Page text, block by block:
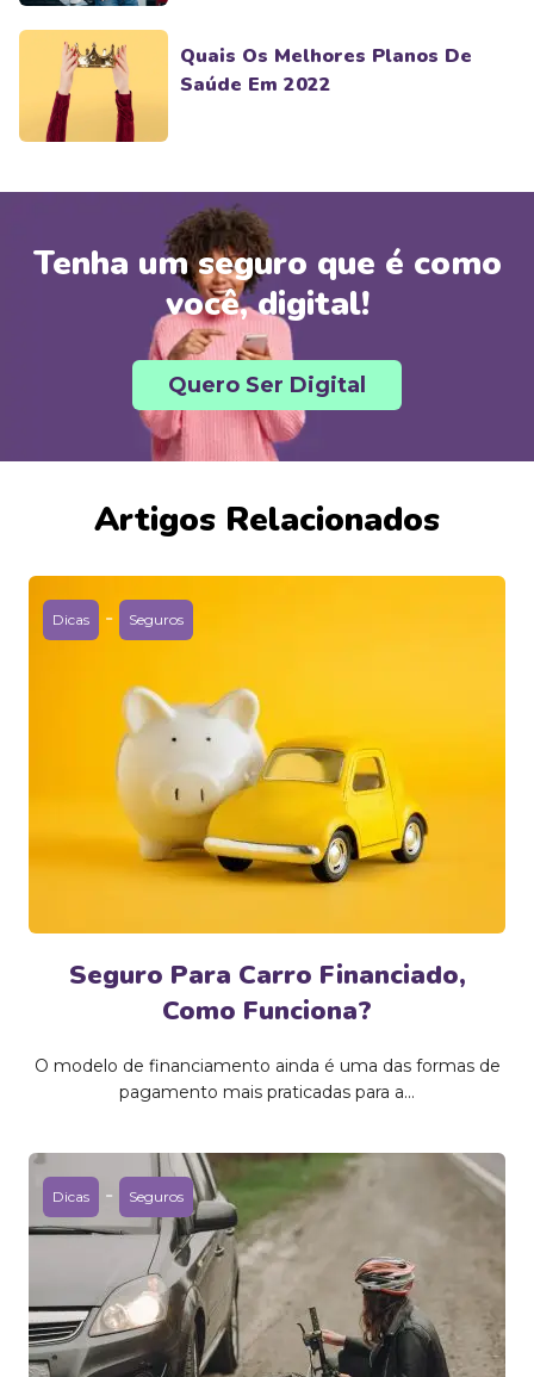
Quais Os Melhores Planos De
Saúde Em 2022
Tenha um seguro que é como
você, digital!
Quero Ser Digital
Artigos Relacionados
Dicas - Seguros
Seguro Para Carro Financiado,
Como Funciona?
O modelo de financiamento ainda é uma das formas de
pagamento mais praticadas para a...
Dicas - Seguros